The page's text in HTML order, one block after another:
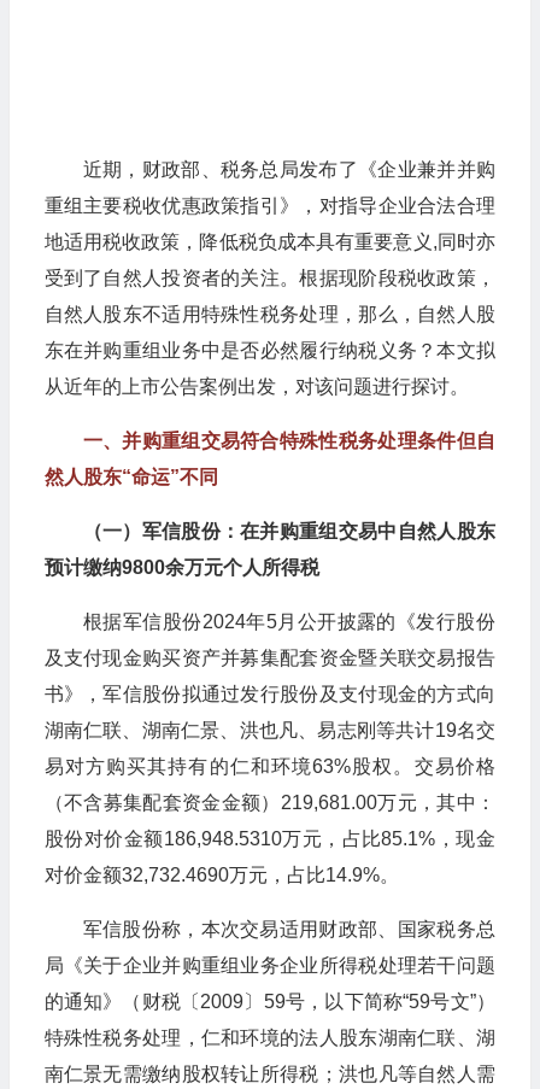
近期，财政部、税务总局发布了《企业兼并并购
重组主要税收优惠政策指引》，对指导企业合法合理
地适用税收政策，降低税负成本具有重要意义,同时亦
受到了自然人投资者的关注。根据现阶段税收政策，
自然人股东不适用特殊性税务处理，那么，自然人股
东在并购重组业务中是否必然履行纳税义务？本文拟
从近年的上市公告案例出发，对该问题进行探讨。
一、并购重组交易符合特殊性税务处理条件但自
然人股东“命运”不同
（一）军信股份：在并购重组交易中自然人股东
预计缴纳9800余万元个人所得税
根据军信股份2024年5月公开披露的《发行股份
及支付现金购买资产并募集配套资金暨关联交易报告
书》，军信股份拟通过发行股份及支付现金的方式向
湖南仁联、湖南仁景、洪也凡、易志刚等共计19名交
易对方购买其持有的仁和环境63%股权。交易价格
（不含募集配套资金金额）219,681.00万元，其中：
股份对价金额186,948.5310万元，占比85.1%，现金
对价金额32,732.4690万元，占比14.9%。
军信股份称，本次交易适用财政部、国家税务总
局《关于企业并购重组业务企业所得税处理若干问题
的通知》（财税〔2009〕59号，以下简称“59号文”）
特殊性税务处理，仁和环境的法人股东湖南仁联、湖
南仁景无需缴纳股权转让所得税；洪也凡等自然人需